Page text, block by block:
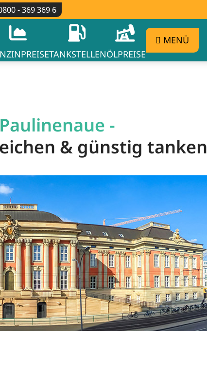
- 369 369 6
TANKSTELLENÖLPREISE
MENÜ
-
& günstig tanken